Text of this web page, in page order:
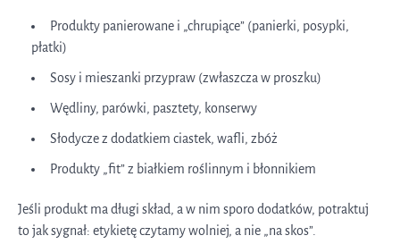
Produkty panierowane i „chrupiące” (panierki, posypki,
płatki)
Sosy i mieszanki przypraw (zwłaszcza w proszku)
Wędliny, parówki, pasztety, konserwy
Słodycze z dodatkiem ciastek, wafli, zbóż
Produkty „fit” z białkiem roślinnym i błonnikiem
Jeśli produkt ma długi skład, a w nim sporo dodatków, potraktuj
to jak sygnał: etykietę czytamy wolniej, a nie „na skos”.